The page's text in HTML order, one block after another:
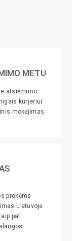
METU
atsiėmimo
kurjeriui
mokėjimas
prekėms
Lietuvoje
pat